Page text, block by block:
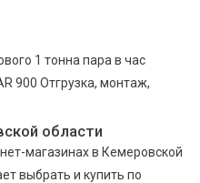
1 тонна пара в час
900 Отгрузка, монтаж,
области
магазинах в Кемеровской
выбрать и купить по